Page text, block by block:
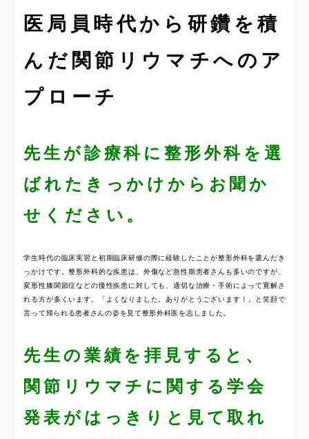
医局員時代から研鑽を積
んだ関節リウマチへのア
プローチ
先生が診療科に整形外科を選
ばれたきっかけからお聞か
せください。
学生時代の臨床実習と初期臨床研修の際に経験したことが整形外科を選んだき
っかけです。整形外科的な疾患は、外傷など急性期患者さんも多いのですが、
変形性膝関節症などの慢性疾患に対しても、適切な治療・手術によって寛解さ
れる方が多くいます。「よくなりました。ありがとうございます！」と笑顔で
言って帰られる患者さんの姿を見て整形外科医を志しました。
先生の業績を拝見すると、
関節リウマチに関する学会
発表がはっきりと見て取れ